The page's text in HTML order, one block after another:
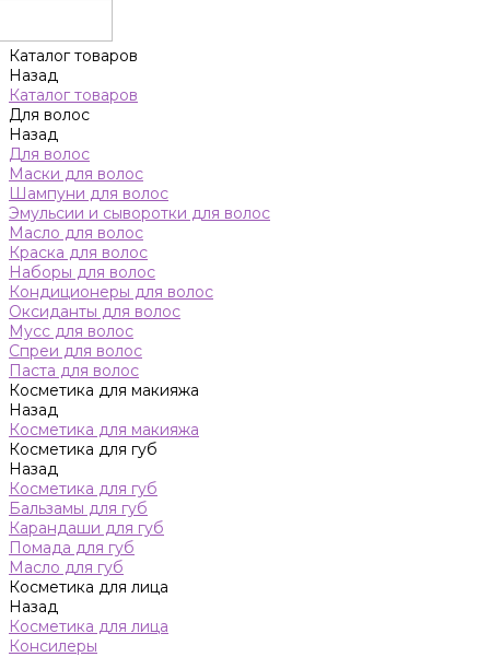
Каталог товаров
Назад
Каталог товаров
Для волос
Назад
Для волос
Маски для волос
Шампуни для волос
Эмульсии и сыворотки для волос
Масло для волос
Краска для волос
Наборы для волос
Кондиционеры для волос
Оксиданты для волос
Мусс для волос
Спреи для волос
Паста для волос
Косметика для макияжа
Назад
Косметика для макияжа
Косметика для губ
Назад
Косметика для губ
Бальзамы для губ
Карандаши для губ
Помада для губ
Масло для губ
Косметика для лица
Назад
Косметика для лица
Консилеры